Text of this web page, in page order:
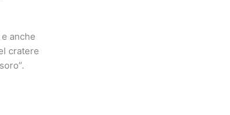
anche
cratere